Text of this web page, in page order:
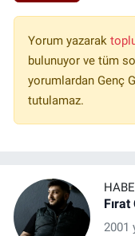
Yorum yazarak
bulunuyor ve tüm
yorumlardan Genç
tutulamaz.
2001